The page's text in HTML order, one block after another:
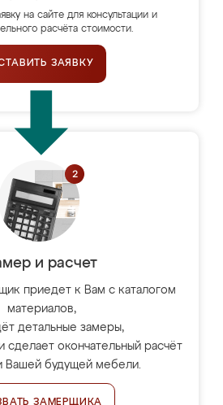
на сайте для консультации и
расчёта стоимости.
ЗАЯВКУ
и расчет
приедет к Вам с каталогом
материалов,
детальные замеры,
сделает окончательный расчёт
Вашей будущей мебели.
ЗАМЕРЩИКА